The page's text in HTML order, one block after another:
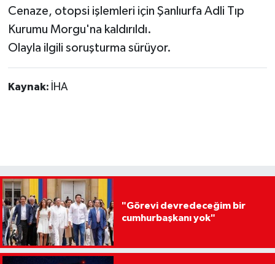
Cenaze, otopsi işlemleri için Şanlıurfa Adli Tıp
Kurumu Morgu'na kaldırıldı.
Olayla ilgili soruşturma sürüyor.
Kaynak: İHA
"Görevi devredeceğim bir
cumhurbaşkanı yok"